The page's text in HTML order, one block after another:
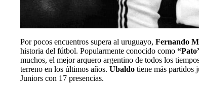
Por pocos encuentros supera al uruguayo, Fernando
historia del fútbol. Popularmente conocido como
muchos, el mejor arquero argentino de todos los
terreno en los últimos años. Ubaldo tiene más partidos
Juniors con 17 presencias.